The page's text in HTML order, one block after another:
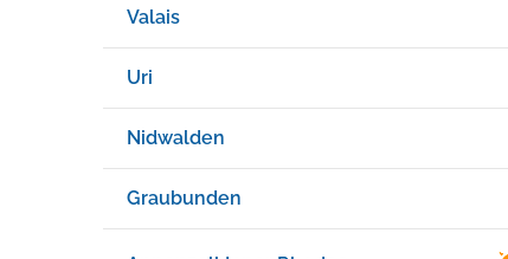
Valais
Uri
Nidwalden
Graubunden